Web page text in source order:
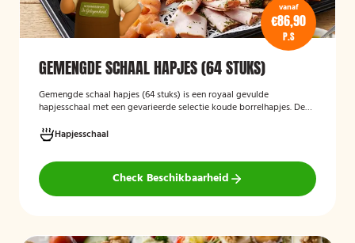
vanaf
€86,90
P.S
GEMENGDE SCHAAL HAPJES (64 STUKS)
Gemengde schaal hapjes (64 stuks) is een royaal gevulde
hapjesschaal met een gevarieerde selectie koude borrelhapjes. De
recepties, bedrijfsborrels en andere feestelijke gelegenheden. Met
64 hapjes is deze schaal geschikt om een grotere groep gasten te
voorzien van smakelijke en gevarieerde snacks.
Hapjesschaal
Check Beschikbaarheid